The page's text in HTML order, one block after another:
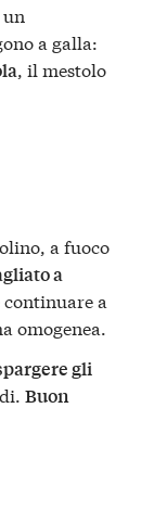
a galla:
, il mestolo
a fuoco
a
a
omogenea.
gli
Buon